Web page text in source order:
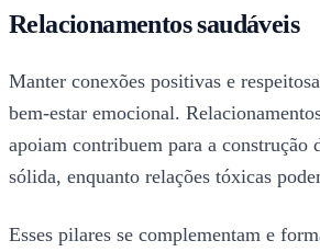
Relacionamentos saudáveis
Manter conexões positivas e
bem-estar emocional.
apoiam contribuem para a construção
sólida, enquanto relações tóxicas
Esses pilares se complementam e